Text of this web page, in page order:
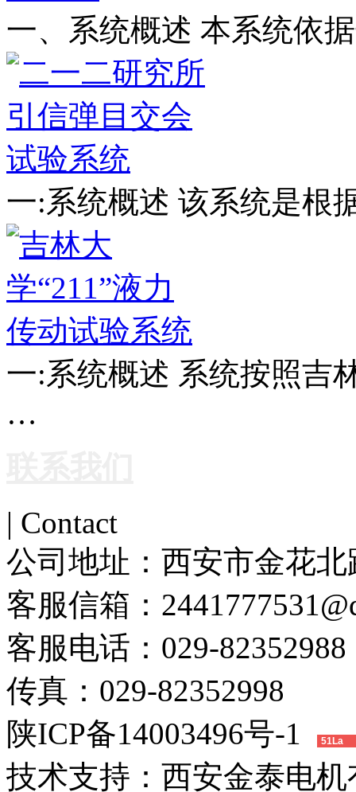
一、系统概述 本系统依
一:系统概述 该系统是根
一:系统概述 系统按照吉
…
| Contact
公司地址： 西安市金花北
客服信箱：
客服电话： 029-82352988
传真： 029-82352998
陕ICP备14003496号-1
51La
技术支持： 西安金泰电